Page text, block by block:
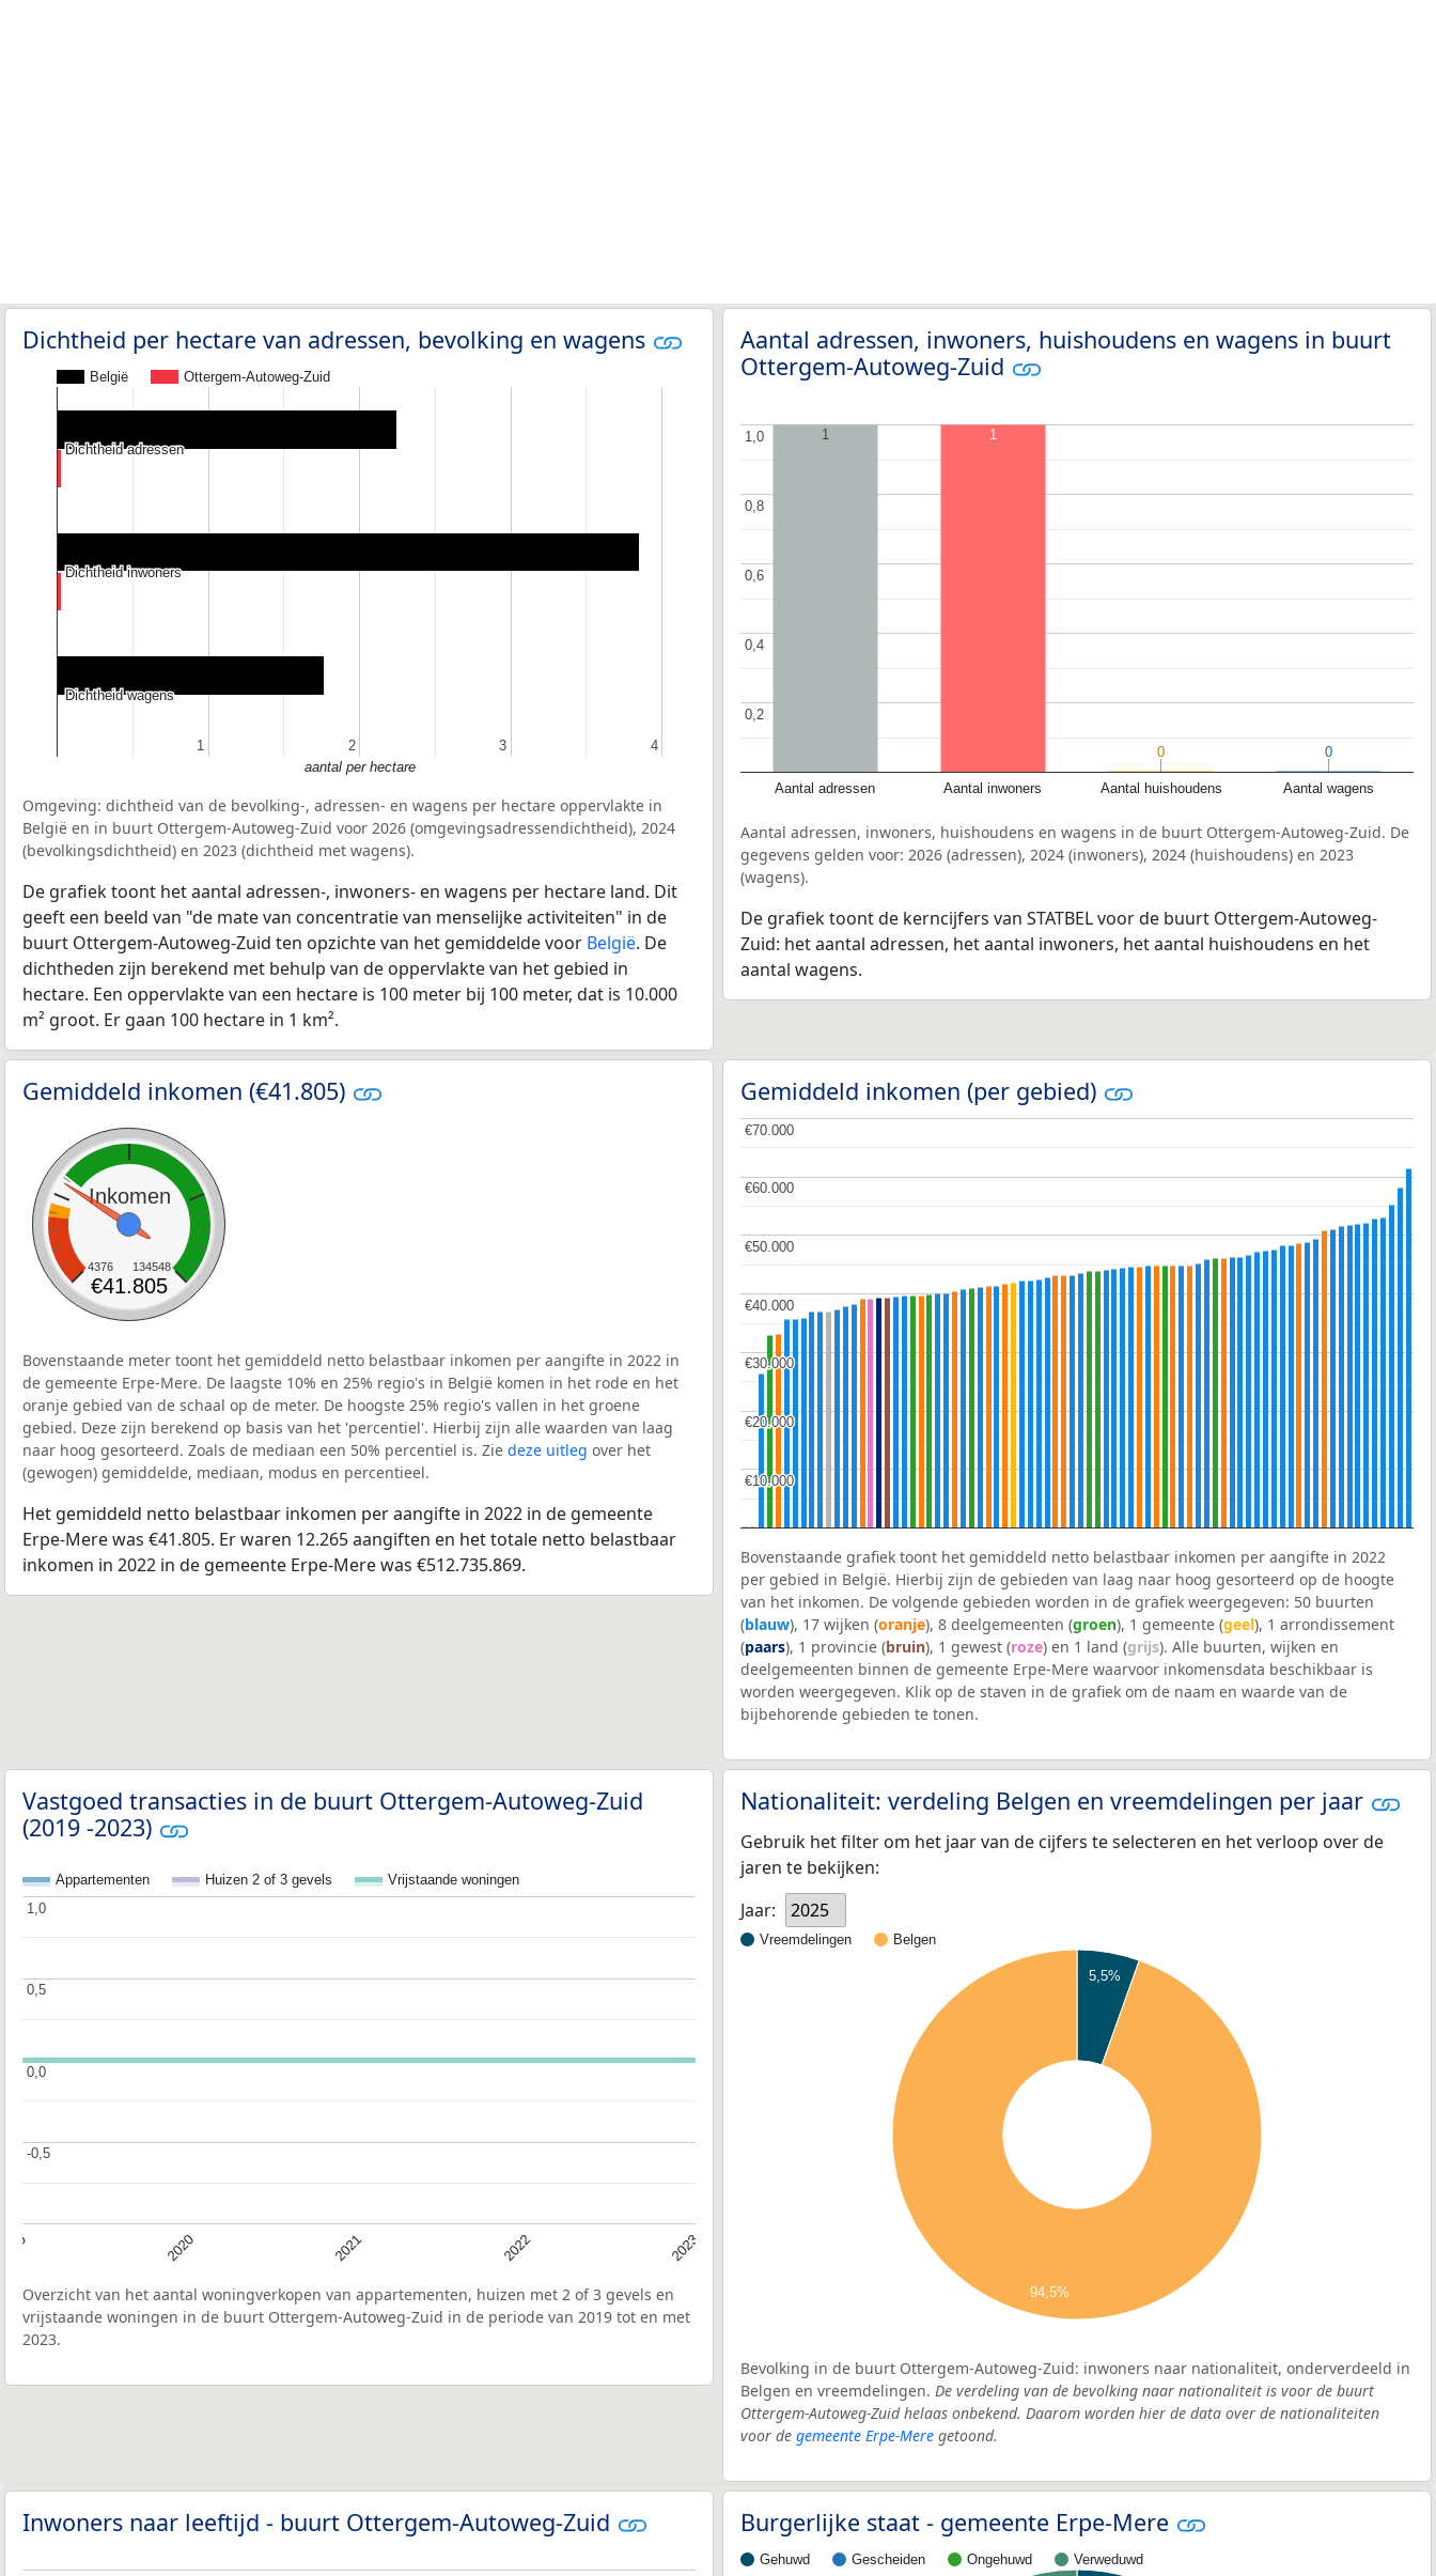
Dichtheid per hectare van adressen, bevolking en wagens
België Ottergem-Autoweg-Zuid
11 2
2 3
3 4
4
Dichtheid adressen
Dichtheid adressen
Dichtheid inwoners
Dichtheid inwoners
Dichtheid wagens
Dichtheid wagens
aantal per hectare
Omgeving: dichtheid van de bevolking-, adressen- en wagens per hectare oppervlakte in
België en in buurt Ottergem-Autoweg-Zuid voor 2026 (omgevingsadressendichtheid), 2024
(bevolkingsdichtheid) en 2023 (dichtheid met wagens).
De grafiek toont het aantal adressen-, inwoners- en wagens per hectare land. Dit
geeft een beeld van "de mate van concentratie van menselijke activiteiten" in de
buurt Ottergem-Autoweg-Zuid ten opzichte van het gemiddelde voor België. De
dichtheden zijn berekend met behulp van de oppervlakte van het gebied in
hectare. Een oppervlakte van een hectare is 100 meter bij 100 meter, dat is 10.000
m² groot. Er gaan 100 hectare in 1 km².
Aantal adressen, inwoners, huishoudens en wagens in buurt
Ottergem-Autoweg-Zuid
Aantal adressen Aantal inwoners Aantal huishoudens Aantal wagens
0,2
0,2
0,4
0,4
0,6
0,6
0,8
0,8
1,0
1,0 1 1
0
0 0
0
Aantal adressen, inwoners, huishoudens en wagens in de buurt Ottergem-Autoweg-Zuid. De
gegevens gelden voor: 2026 (adressen), 2024 (inwoners), 2024 (huishoudens) en 2023
(wagens).
De grafiek toont de kerncijfers van STATBEL voor de buurt Ottergem-Autoweg-
Zuid: het aantal adressen, het aantal inwoners, het aantal huishoudens en het
aantal wagens.
Gemiddeld inkomen (€41.805)
Inkomen
4376 134548
€41.805
Bovenstaande meter toont het gemiddeld netto belastbaar inkomen per aangifte in 2022 in
de gemeente Erpe-Mere. De laagste 10% en 25% regio's in België komen in het rode en het
oranje gebied van de schaal op de meter. De hoogste 25% regio's vallen in het groene
gebied. Deze zijn berekend op basis van het 'percentiel'. Hierbij zijn alle waarden van laag
naar hoog gesorteerd. Zoals de mediaan een 50% percentiel is. Zie deze uitleg over het
(gewogen) gemiddelde, mediaan, modus en percentieel.
Het gemiddeld netto belastbaar inkomen per aangifte in 2022 in de gemeente
Erpe-Mere was €41.805. Er waren 12.265 aangiften en het totale netto belastbaar
inkomen in 2022 in de gemeente Erpe-Mere was €512.735.869.
Gemiddeld inkomen (per gebied)
€10.000
€10.000
€20.000
€20.000
€30.000
€30.000
€40.000
€40.000
€50.000
€50.000
€60.000
€60.000
€70.000
€70.000
Bovenstaande grafiek toont het gemiddeld netto belastbaar inkomen per aangifte in 2022
per gebied in België. Hierbij zijn de gebieden van laag naar hoog gesorteerd op de hoogte
van het inkomen. De volgende gebieden worden in de grafiek weergegeven: 50 buurten
(blauw), 17 wijken (oranje), 8 deelgemeenten (groen), 1 gemeente (geel), 1 arrondissement
(paars), 1 provincie (bruin), 1 gewest (roze) en 1 land (grijs). Alle buurten, wijken en
deelgemeenten binnen de gemeente Erpe-Mere waarvoor inkomensdata beschikbaar is
worden weergegeven. Klik op de staven in de grafiek om de naam en waarde van de
bijbehorende gebieden te tonen.
Vastgoed transacties in de buurt Ottergem-Autoweg-Zuid
(2019 -2023)
Appartementen Huizen 2 of 3 gevels Vrijstaande woningen
2020 2021 2022 2023
-0,5
-0,5
0,0
0,0
0,5
0,5
1,0
1,0
Overzicht van het aantal woningverkopen van appartementen, huizen met 2 of 3 gevels en
vrijstaande woningen in de buurt Ottergem-Autoweg-Zuid in de periode van 2019 tot en met
2023.
Nationaliteit: verdeling Belgen en vreemdelingen per jaar
Gebruik het filter om het jaar van de cijfers te selecteren en het verloop over de
jaren te bekijken:
Jaar:
2025
Vreemdelingen Belgen
5,5%
94,5%
Bevolking in de buurt Ottergem-Autoweg-Zuid: inwoners naar nationaliteit, onderverdeeld in
Belgen en vreemdelingen. De verdeling van de bevolking naar nationaliteit is voor de buurt
Ottergem-Autoweg-Zuid helaas onbekend. Daarom worden hier de data over de nationaliteiten
voor de gemeente Erpe-Mere getoond.
Inwoners naar leeftijd - buurt Ottergem-Autoweg-Zuid Burgerlijke staat - gemeente Erpe-Mere
Gehuwd Gescheiden Ongehuwd Verweduwd